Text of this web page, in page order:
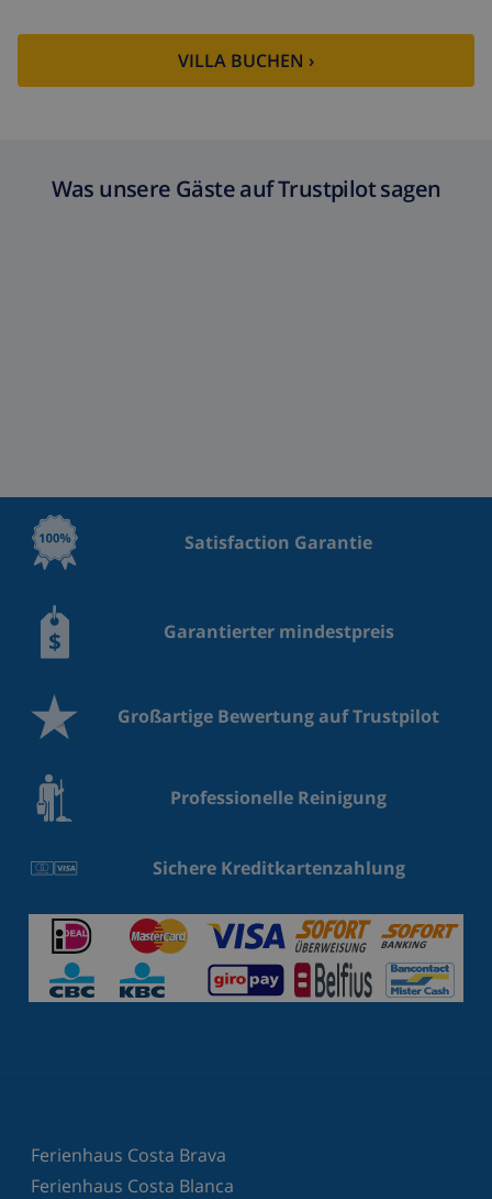
VILLA BUCHEN ›
Was unsere Gäste auf Trustpilot sagen
Satisfaction Garantie
Garantierter mindestpreis
Großartige Bewertung auf Trustpilot
Professionelle Reinigung
Sichere Kreditkartenzahlung
Ferienhaus Costa Brava
Ferienhaus Costa Blanca